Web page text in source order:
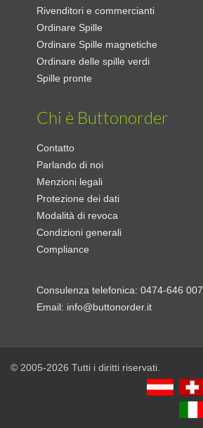
Rivenditori e commercianti
Ordinare Spille
Ordinare Spille magnetiche
Ordinare delle spille verdi
Spille pronte
Chi è Buttonorder
Contatto
Parlando di noi
Menzioni legali
Protezione dei dati
Modalità di revoca
Condizioni generali
Compliance
Consulenza telefonica:0474-646 007
Email: info@buttonorder.it
© 2005-2026 Tutti i diritti riservati.